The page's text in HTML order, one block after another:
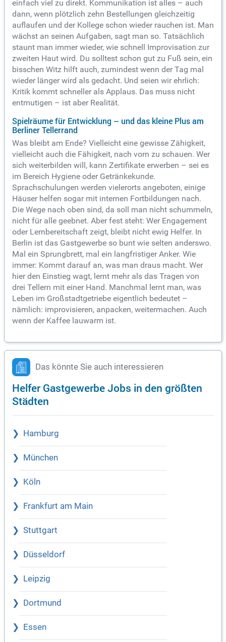
einfach viel zu direkt. Kommunikation ist alles – auch
dann, wenn plötzlich zehn Bestellungen gleichzeitig
auflaufen und der Kollege schon wieder rauchen ist. Man
wächst an seinen Aufgaben, sagt man so. Tatsächlich
staunt man immer wieder, wie schnell Improvisation zur
zweiten Haut wird. Du solltest schon gut zu Fuß sein, ein
bisschen Witz hilft auch, zumindest wenn der Tag mal
wieder länger wird als gedacht. Und seien wir ehrlich:
Kritik kommt schneller als Applaus. Das muss nicht
entmutigen – ist aber Realität.
Spielräume für Entwicklung – und das kleine Plus am
Berliner Tellerrand
Was bleibt am Ende? Vielleicht eine gewisse Zähigkeit,
vielleicht auch die Fähigkeit, nach vorn zu schauen. Wer
sich weiterbilden will, kann Zertifikate erwerben – sei es
im Bereich Hygiene oder Getränkekunde.
Sprachschulungen werden vielerorts angeboten, einige
Häuser helfen sogar mit internen Fortbildungen nach.
Die Wege nach oben sind, da soll man nicht schummeln,
nicht für alle geebnet. Aber fest steht: Wer Engagement
oder Lernbereitschaft zeigt, bleibt nicht ewig Helfer. In
Berlin ist das Gastgewerbe so bunt wie selten anderswo.
Mal ein Sprungbrett, mal ein langfristiger Anker. Wie
immer: Kommt darauf an, was man draus macht. Wer
hier den Einstieg wagt, lernt mehr als das Tragen von
drei Tellern mit einer Hand. Manchmal lernt man, was
Leben im Großstadtgetriebe eigentlich bedeutet –
nämlich: improvisieren, anpacken, weitermachen. Auch
wenn der Kaffee lauwarm ist.
Das könnte Sie auch interessieren
Helfer Gastgewerbe Jobs in den größten
Städten
Hamburg
München
Köln
Frankfurt am Main
Stuttgart
Düsseldorf
Leipzig
Dortmund
Essen